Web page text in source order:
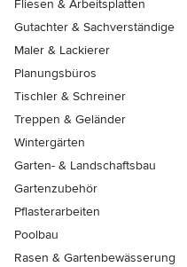
Fliesen & Arbeitsplatten
Gutachter & Sachverständige
Maler & Lackierer
Planungsbüros
Tischler & Schreiner
Treppen & Geländer
Wintergärten
Garten- & Landschaftsbau
Gartenzubehör
Pflasterarbeiten
Poolbau
Rasen & Gartenbewässerung